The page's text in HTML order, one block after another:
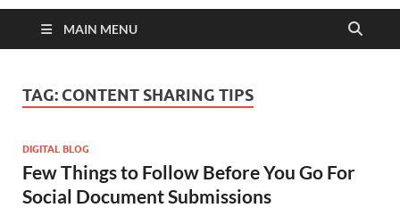
MAIN MENU
TAG: CONTENT SHARING TIPS
DIGITAL BLOG
Few Things to Follow Before You Go For
Social Document Submissions